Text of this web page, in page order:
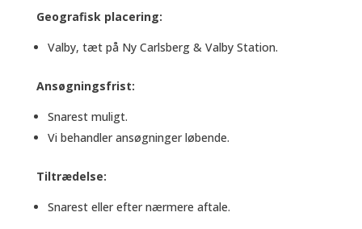
Geografisk placering:
Valby, tæt på Ny Carlsberg & Valby Station.
Ansøgningsfrist:
Snarest muligt.
Vi behandler ansøgninger løbende.
Tiltrædelse:
Snarest eller efter nærmere aftale.